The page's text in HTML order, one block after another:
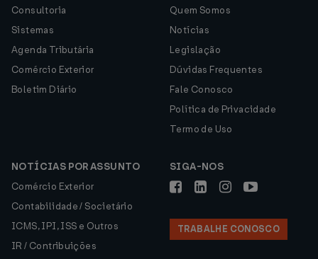
Consultoria
Sistemas
Agenda Tributária
Comércio Exterior
Boletim Diário
Quem Somos
Notícias
Legislação
Dúvidas Frequentes
Fale Conosco
Política de Privacidade
Termo de Uso
NOTÍCIAS POR ASSUNTO
Comércio Exterior
Contabilidade / Societário
ICMS, IPI, ISS e Outros
IR / Contribuições
SIGA-NOS
TRABALHE CONOSCO